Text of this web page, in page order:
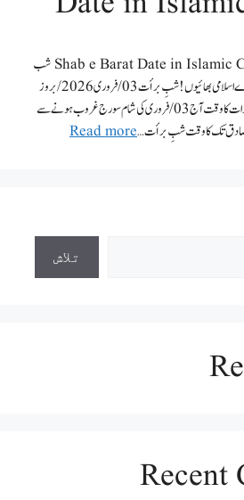
شب برات 2026 – Shab e Barat Date in Islamic Calendar شب
برات کی تاریخ 2026:میرے پیارے اسلامی بھائیوں! شبِ برأت 03/فروری 2026/بروز
منگل مغرب کے بعد ہے ۔یعنی شبِ برات کا وقت آج 03/ فروری کی شام سورج غروب ہونے سے
Read more
تلاش
Recent